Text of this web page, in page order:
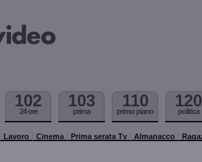
102
24 ore
103
prima
110
primo piano
120
politica
Lavoro Cinema Prima serata Tv Almanacco